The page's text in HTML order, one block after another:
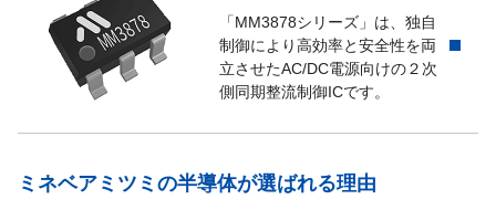
「MM3878シリーズ」は、独自
制御により高効率と安全性を両
立させたAC/DC電源向けの２次
側同期整流制御ICです。
ミネベアミツミの半導体が選ばれる理由